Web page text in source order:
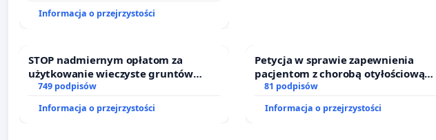
sędziów
Informacja o przejrzystości
STOP nadmiernym opłatom za
użytkowanie wieczyste gruntów
zajmowanych przez rodzinne ogrody
749 podpisów
Informacja o przejrzystości
Petycja w sprawie zapewnienia
pacjentom z chorobą otyłościową
dostępu do kompleksowego leczenia
81 podpisów
Informacja o przejrzystości